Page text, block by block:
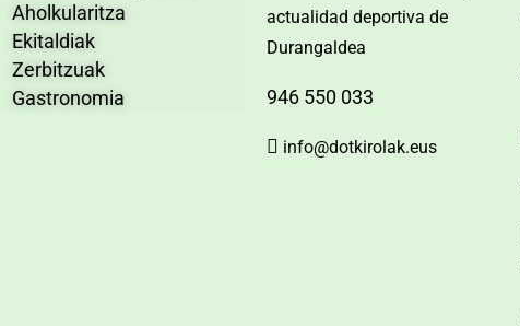
Aholkularitza
Ekitaldiak
Zerbitzuak
Gastronomia
actualidad deportiva de
Durangaldea
946 550 033
info@dotkirolak.eus